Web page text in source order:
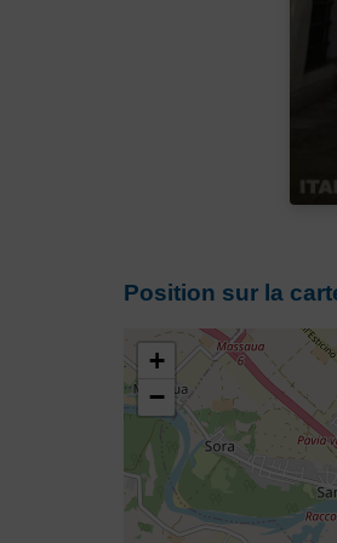
Position sur la
+
−